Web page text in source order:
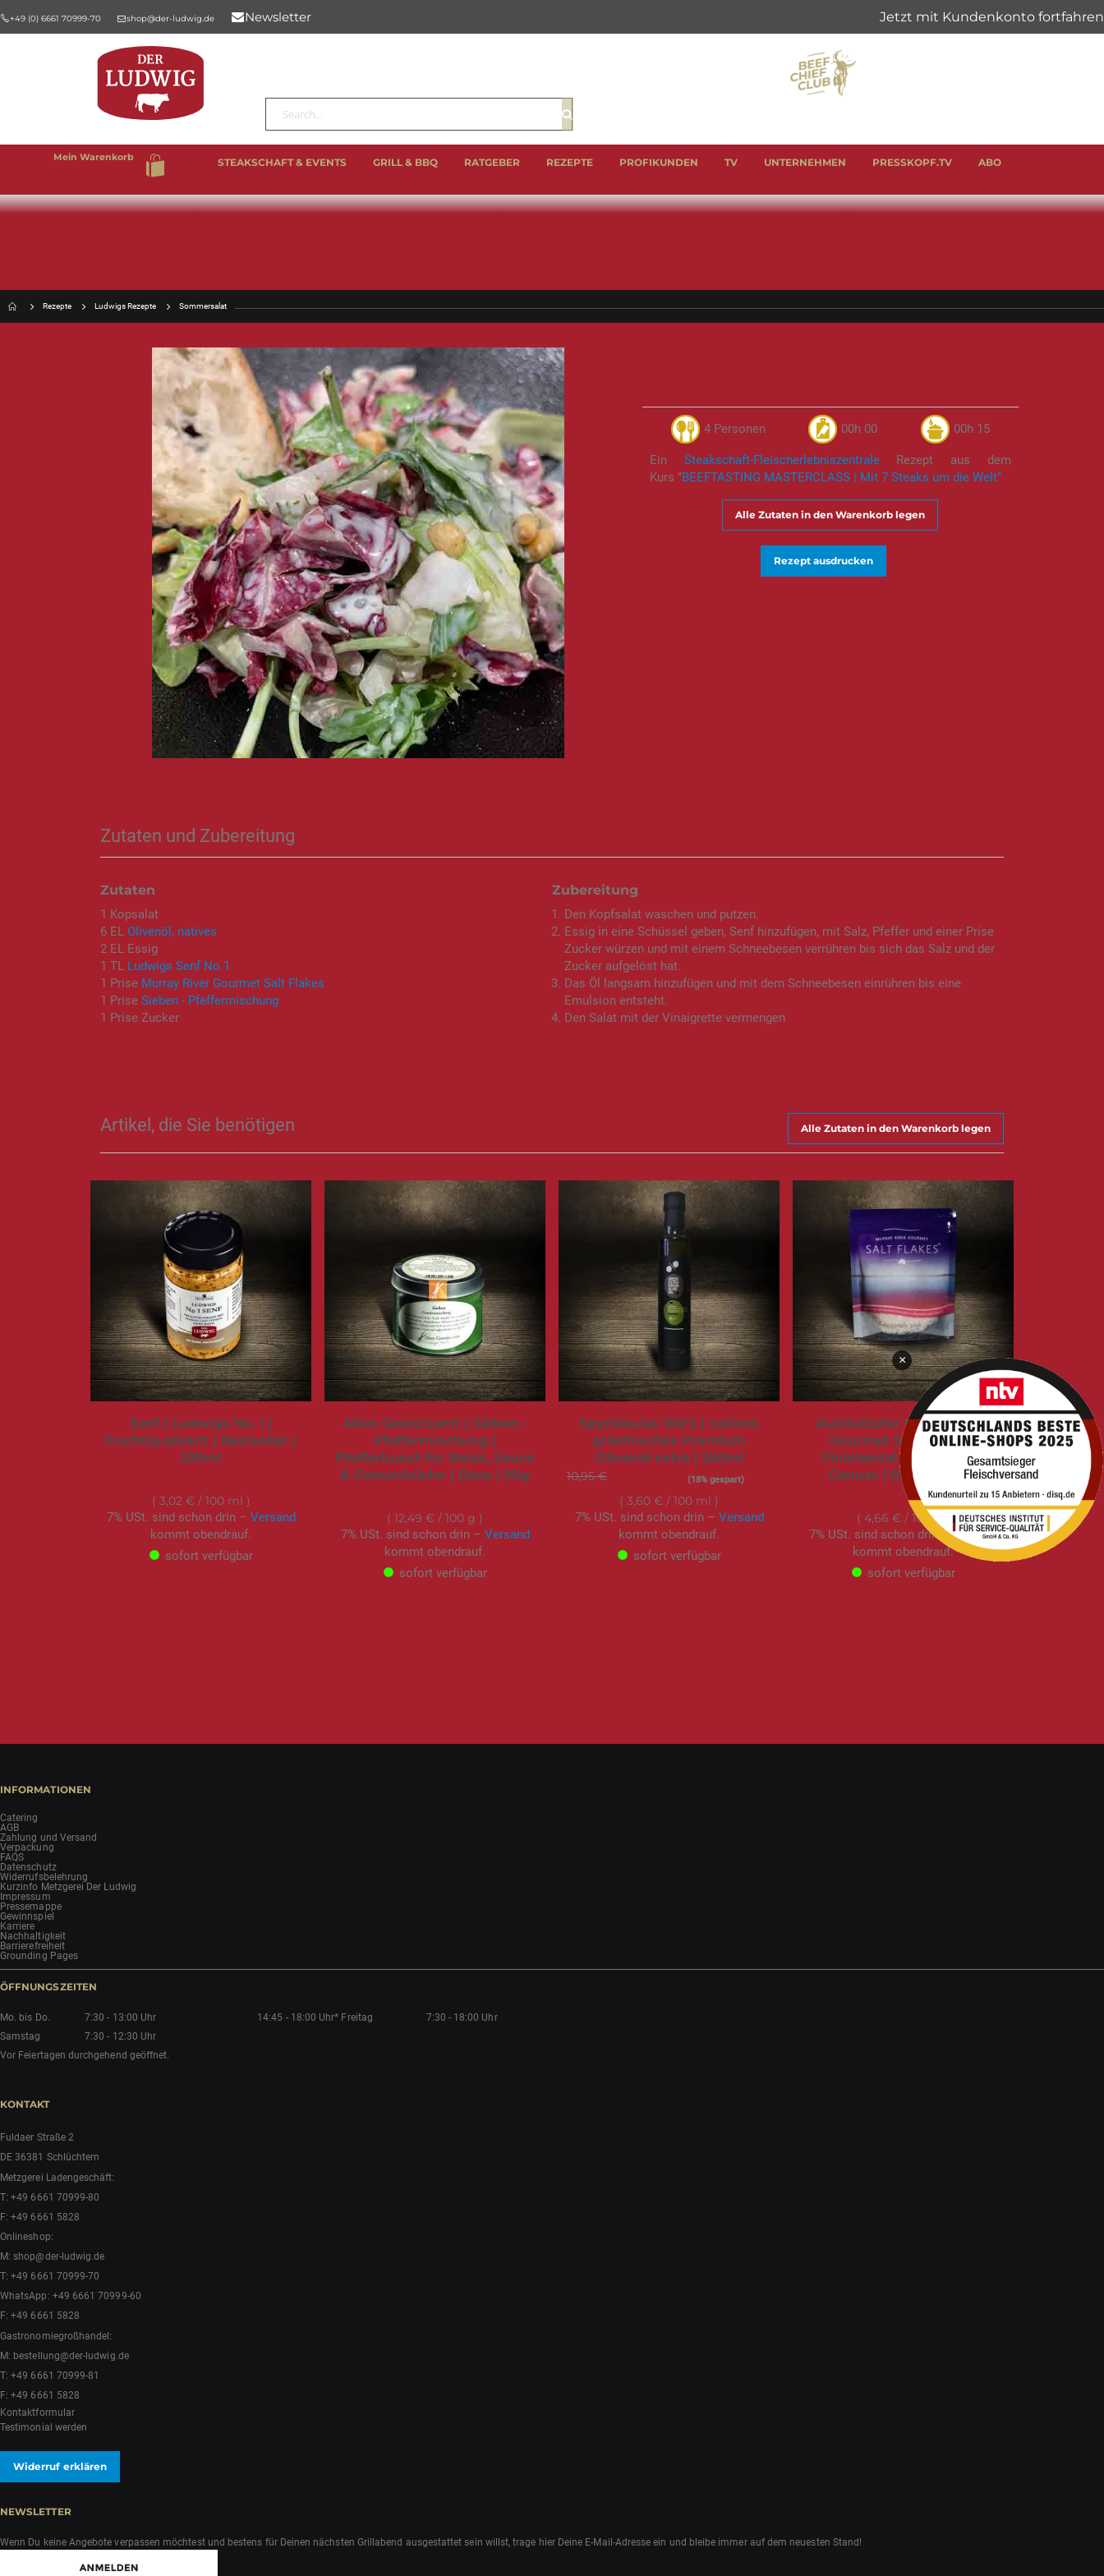
+49 (0) 6661 70999-70 shop@der-ludwig.de Newsletter
Mein Warenkorb
Suche
Suche
STEAKSCHAFT & EVENTS GRILL & BBQ RATGEBER REZEPTE PROFIKUNDEN TV UNTERNEHMEN PRESSKOPF.TV ABO
Rezepte Ludwigs Rezepte Sommersalat
4 Personen 00h 00 00h 15
Ein Steakschaft-FleischerlebniszentraleRezept aus dem
Kurs "BEEFTASTING MASTERCLASS | Mit 7 Steaks um die Welt"
Alle Zutaten in den Warenkorb legen
Rezept ausdrucken
Zutaten und Zubereitung
Zutaten
1 Kopsalat
6 EL Olivenöl, natives
2 EL Essig
1 TL Ludwigs Senf No.1
1 Prise Murray River Gourmet Salt Flakes
1 Prise Sieben - Pfeffermischung
1 Prise Zucker
Zubereitung
Den Kopfsalat waschen und putzen.
Essig in eine Schüssel geben, Senf hinzufügen, mit Salz, Pfeffer und einer Prise
Zucker würzen und mit einem Schneebesen verrühren bis sich das Salz und der
Zucker aufgelöst hat.
Das Öl langsam hinzufügen und mit dem Schneebesen einrühren bis eine
Emulsion entsteht.
Den Salat mit der Vinaigrette vermengen
Artikel, die Sie benötigen Alle Zutaten in den Warenkorb legen
Senf | Ludwigs No. 1 |
fruchtig-pikant | Bestseller |
230ml
3,02 €/ 100 ml
7% USt. sind schon drin – Versand
kommt obendrauf.
sofort verfügbar
Altes Gewürzamt | Sieben -
Pfeffermischung |
Pfefferkunst für Steak, Sauce
& Genussküche | Dose | 90g
12,49 € / 100 g
7% USt. sind schon drin – Versand
kommt obendrauf.
sofort verfügbar
Spyridoulas 100% | natives
griechisches Premium
Olivenöl extra | 250ml
10,95 € Sonderangebot(18% gespart)
3,60 € / 100 ml
7% USt. sind schon drin – Versand
kommt obendrauf.
sofort verfügbar
Australische Murray River
Gourmet Salt Flakes |
Finishersalz für Steak &
Genuss | Beutel | 150g
6,99 €
4,66 € / 100 g
7% USt. sind schon drin –Versand
kommt obendrauf.
sofort verfügbar
INFORMATIONEN
Catering
AGB
Zahlung und Versand
Verpackung
FAQS
Datenschutz
Widerrufsbelehrung
Kurzinfo Metzgerei Der Ludwig
Impressum
Pressemappe
Gewinnspiel
Karriere
Nachhaltigkeit
Barrierefreiheit
Grounding Pages
ÖFFNUNGSZEITEN
Mo. bis Do. 7:30 - 13:00 Uhr 14:45 - 18:00 Uhr* Freitag
7:30 - 18:00 Uhr
Samstag
7:30 - 12:30 Uhr
Vor Feiertagen durchgehend geöffnet.
KONTAKT
Fuldaer Straße 2
DE 36381 Schlüchtern
Metzgerei Ladengeschäft:
T:+49 6661 70999-80
F: +49 6661 5828
Onlineshop:
M:shop@der-ludwig.de
T:+49 6661 70999-70
WhatsApp: +49 6661 70999-60
F: +49 6661 5828
Gastronomiegroßhandel:
M: bestellung@der-ludwig.de
T:+49 6661 70999-81
F: +49 6661 5828
Kontaktformular
Testimonial werden
Widerruf erklären
NEWSLETTER
Wenn Du keine Angebote verpassen möchtest und bestens für Deinen nächsten Grillabend ausgestattet sein willst, trage hier Deine E-Mail-Adresse ein und bleibe immer auf dem neuesten Stand!
×